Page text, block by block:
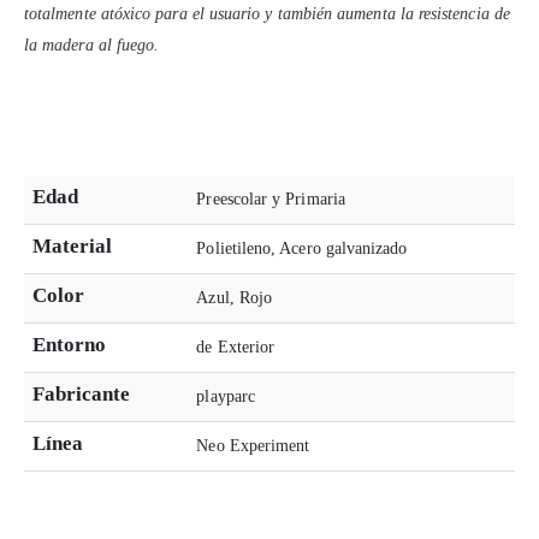
totalmente atóxico para el usuario y también aumenta la resistencia de
la madera al fuego.
Edad Preescolar y Primaria
Material Polietileno, Acero galvanizado
Color Azul, Rojo
Entorno de Exterior
Fabricante playparc
Línea Neo Experiment